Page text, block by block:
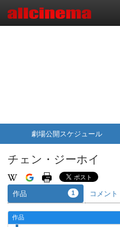
劇場公開スケジュール
チェン・ジーホイ
作品 1 コメント
作品